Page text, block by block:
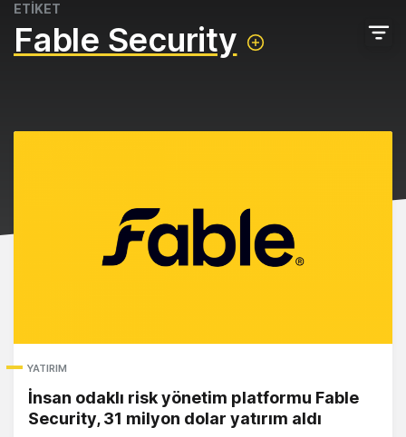
ETİKET
Fable Security
YATIRIM
İnsan odaklı risk yönetim platformu Fable
Security, 31 milyon dolar yatırım aldı